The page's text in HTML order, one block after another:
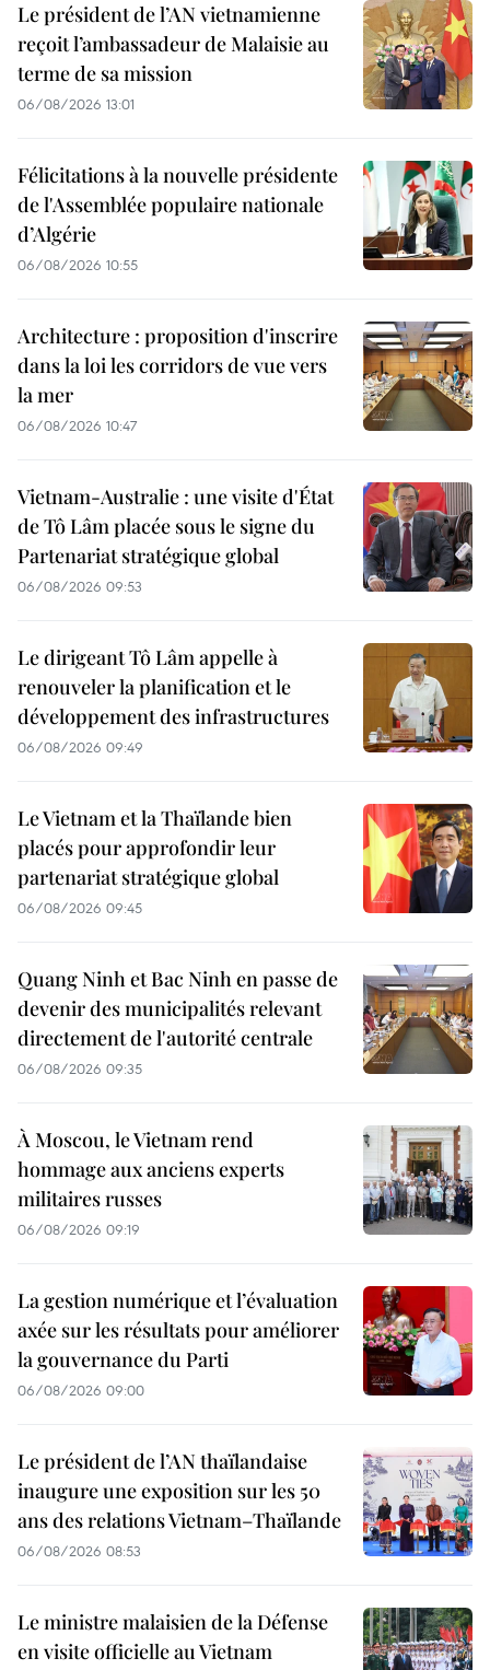
Le président de l’AN vietnamienne
reçoit l’ambassadeur de Malaisie au
terme de sa mission
06/08/2026 13:01
Félicitations à la nouvelle présidente
de l'Assemblée populaire nationale
d’Algérie
06/08/2026 10:55
Architecture : proposition d'inscrire
dans la loi les corridors de vue vers
la mer
06/08/2026 10:47
Vietnam-Australie : une visite d'État
de Tô Lâm placée sous le signe du
Partenariat stratégique global
06/08/2026 09:53
Le dirigeant Tô Lâm appelle à
renouveler la planification et le
développement des infrastructures
06/08/2026 09:49
Le Vietnam et la Thaïlande bien
placés pour approfondir leur
partenariat stratégique global
06/08/2026 09:45
Quang Ninh et Bac Ninh en passe de
devenir des municipalités relevant
directement de l'autorité centrale
06/08/2026 09:35
À Moscou, le Vietnam rend
hommage aux anciens experts
militaires russes
06/08/2026 09:19
La gestion numérique et l’évaluation
axée sur les résultats pour améliorer
la gouvernance du Parti
06/08/2026 09:00
Le président de l’AN thaïlandaise
inaugure une exposition sur les 50
ans des relations Vietnam–Thaïlande
06/08/2026 08:53
Le ministre malaisien de la Défense
en visite officielle au Vietnam